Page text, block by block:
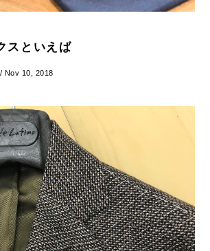
スといえば
/ Nov 10, 2018